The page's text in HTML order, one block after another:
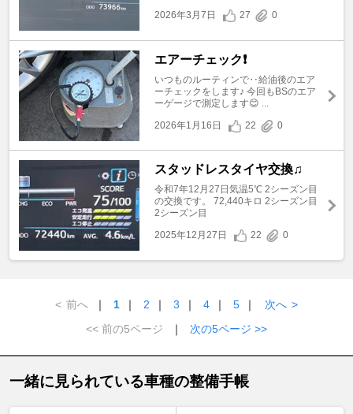
2026年3月7日
27 0
エアーチェック❗️
いつものルーティンで‥給油後のエア
ーチェックをします♪ 今回もBSのエア
ーゲージで測定します😊 ...
2026年1月16日
22 0
スタッドレスタイヤ交換♫
令和7年12月27日気温5℃ 2シーズン目
の交換です。 72,440キロ 2シーズン目
2シーズン目
2025年12月27日
22 0
< 前へ ｜ 1 ｜ 2 ｜ 3 ｜ 4 ｜ 5 ｜ 次へ >
<< 前の5ページ
｜ 次の5ページ >>
一緒に見られている車種の整備手帳